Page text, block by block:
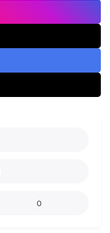
0